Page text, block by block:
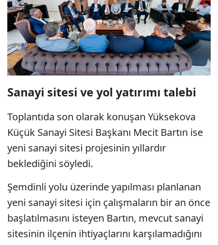
Sanayi sitesi ve yol yatırımı talebi
Toplantıda son olarak konuşan Yüksekova
Küçük Sanayi Sitesi Başkanı Mecit Bartın ise
yeni sanayi sitesi projesinin yıllardır
beklediğini söyledi.
Şemdinli yolu üzerinde yapılması planlanan
yeni sanayi sitesi için çalışmaların bir an önce
başlatılmasını isteyen Bartın, mevcut sanayi
sitesinin ilçenin ihtiyaçlarını karşılamadığını